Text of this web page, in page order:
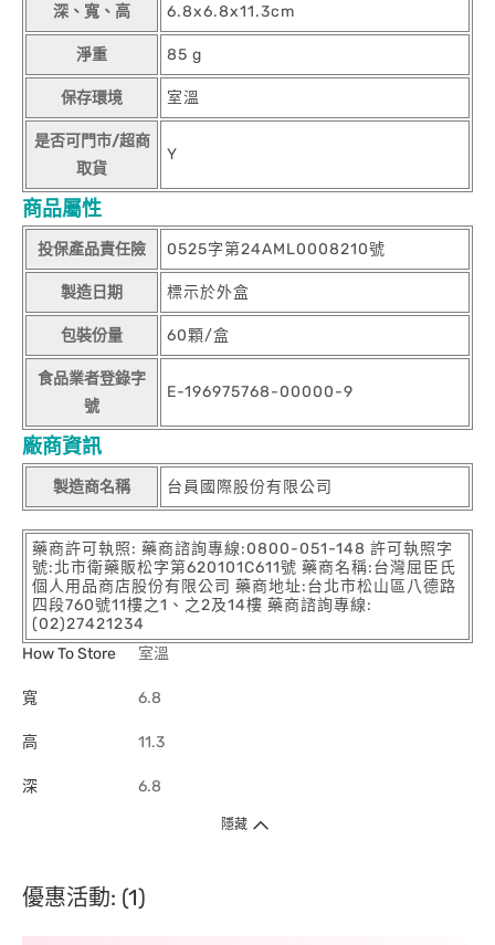
深、寬、高 6.8x6.8x11.3cm
淨重 85 g
保存環境 室溫
是否可門市/超商
取貨
Y
商品屬性
投保產品責任險 0525字第24AML0008210號
製造日期 標示於外盒
包裝份量 60顆/盒
食品業者登錄字
號
E-196975768-00000-9
廠商資訊
製造商名稱 台員國際股份有限公司
藥商許可執照: 藥商諮詢專線:0800-051-148 許可執照字
號:北市衛藥販松字第620101C611號 藥商名稱:台灣屈臣氏
個人用品商店股份有限公司 藥商地址:台北市松山區八德路
四段760號11樓之1、之2及14樓 藥商諮詢專線:
(02)27421234
How To Store
室溫
寬 6.8
高 11.3
深 6.8
隱藏
優惠活動: (1)